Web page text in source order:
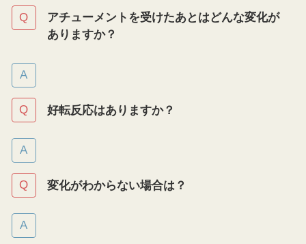
アチューメントを受けたあとはどんな変化が
ありますか？
好転反応はありますか？
変化がわからない場合は？